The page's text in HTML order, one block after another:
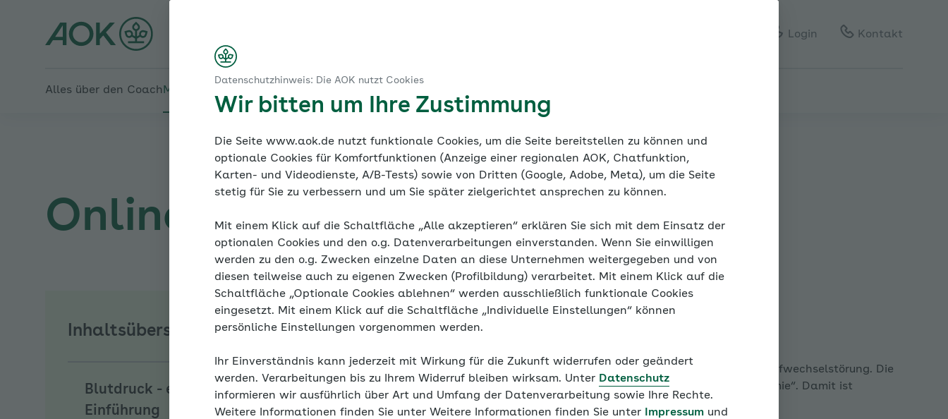
Gebärdensprache
Leichte Sprache
Login Kontakt
Alles über den Coach Mein Coach
Risikofaktoren und Begleiterkrankungen
Fettstoffwechselstörungen
Fettstoffwechselstörung - was ist das?
Online-Coach Bluthochdruck
Fettstoffwechselstörungen
Fettstoffwechselstörung - was ist das?
Menschen, die an Bluthochdruck erkrankt sind, haben häufig auch eine Fettstoffwechselstörung. Die
medizinischen Begriffe dafür sind „Dyslipidämie“ oder auch „Hyperlipoproteinämie“. Damit ist
gemeint, dass die Konzentration der Fette im Blut erhöht ist.
Inhaltsübersicht
Blutdruck - eine
Einführung
Untermenü für Blutdruck - eine Einführung ausklappen
Datenschutzhinweis: Die AOK nutzt Cookies
Wir bitten um Ihre Zustimmung
Die Seite www.aok.de nutzt funktionale Cookies, um die Seite bereitstellen zu können und
optionale Cookies für Komfortfunktionen (Anzeige einer regionalen AOK, Chatfunktion,
Karten- und Videodienste, A/B-Tests) sowie von Dritten (Google, Adobe, Meta), um die Seite
stetig für Sie zu verbessern und um Sie später zielgerichtet ansprechen zu können.
Mit einem Klick auf die Schaltfläche „Alle akzeptieren“ erklären Sie sich mit dem Einsatz der
optionalen Cookies und den o.g. Datenverarbeitungen einverstanden. Wenn Sie einwilligen
werden zu den o.g. Zwecken einzelne Daten an diese Unternehmen weitergegeben und von
diesen teilweise auch zu eigenen Zwecken (Profilbildung) verarbeitet. Mit einem Klick auf die
Schaltfläche „Optionale Cookies ablehnen“ werden ausschließlich funktionale Cookies
eingesetzt. Mit einem Klick auf die Schaltfläche „Individuelle Einstellungen“ können
persönliche Einstellungen vorgenommen werden.
Ihr Einverständnis kann jederzeit mit Wirkung für die Zukunft widerrufen oder geändert
werden. Verarbeitungen bis zu Ihrem Widerruf bleiben wirksam. Unter Datenschutz
informieren wir ausführlich über Art und Umfang der Datenverarbeitung sowie Ihre Rechte.
Weitere Informationen finden Sie unter Weitere Informationen finden Sie unter
Impressum und